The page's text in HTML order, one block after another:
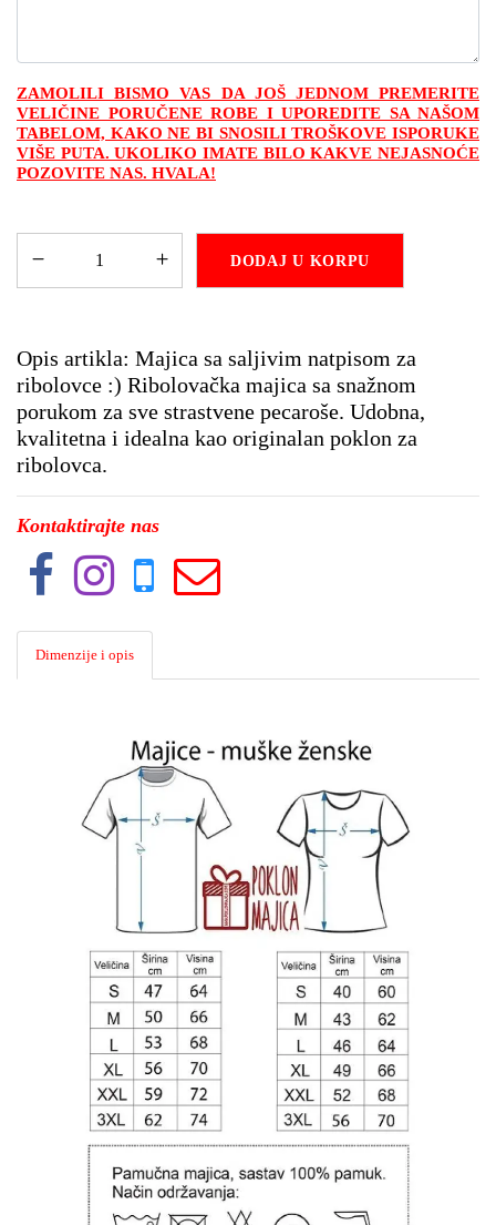
ZAMOLILI BISMO VAS DA JOŠ JEDNOM PREMERITE
VELIČINE PORUČENE ROBE I UPOREDITE SA NAŠOM
TABELOM, KAKO NE BI SNOSILI TROŠKOVE ISPORUKE
VIŠE PUTA. UKOLIKO IMATE BILO KAKVE NEJASNOĆE
POZOVITE NAS. HVALA!
DODAJ U KORPU
Opis artikla: Majica sa saljivim natpisom za
ribolovce :) Ribolovačka majica sa snažnom
porukom za sve strastvene pecaroše. Udobna,
kvalitetna i idealna kao originalan poklon za
ribolovca.
Kontaktirajte nas
Dimenzije i opis